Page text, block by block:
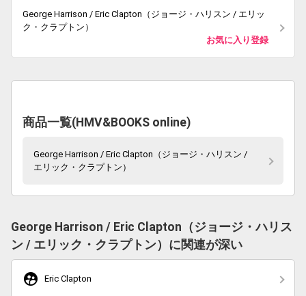
George Harrison / Eric Clapton（ジョージ・ハリスン / エリッ
ク・クラプトン）
お気に入り登録
商品一覧(HMV&BOOKS online)
George Harrison / Eric Clapton（ジョージ・ハリスン /
エリック・クラプトン）
George Harrison / Eric Clapton（ジョージ・ハリス
ン / エリック・クラプトン）に関連が深い
supervised_user_circle Eric Clapton